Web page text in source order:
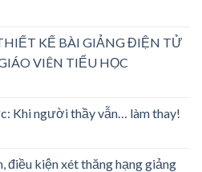
KẾ BÀI GIẢNG ĐIỆN TỬ
VIÊN TIỂU HỌC
Khi người thầy vẫn… làm thay!
điều kiện xét thăng hạng giảng